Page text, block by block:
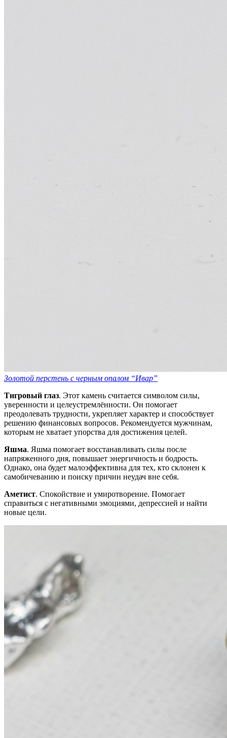
Золотой перстень с черным опалом “Ивар”
Тигровый глаз. Этот камень считается символом силы,
уверенности и целеустремлённости. Он помогает
преодолевать трудности, укрепляет характер и способствует
решению финансовых вопросов. Рекомендуется мужчинам,
которым не хватает упорства для достижения целей.
Яшма. Яшма помогает восстанавливать силы после
напряженного дня, повышает энергичность и бодрость.
Однако, она будет малоэффективна для тех, кто склонен к
самобичеванию и поиску причин неудач вне себя.
Аметист. Спокойствие и умиротворение. Помогает
справиться с негативными эмоциями, депрессией и найти
новые цели.